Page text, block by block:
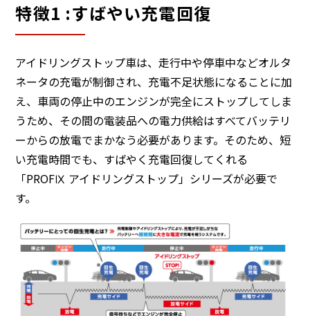
特徴1 :すばやい充電回復
アイドリングストップ車は、走行中や停車中などオルタ
ネータの充電が制御され、充電不足状態になることに加
え、車両の停止中のエンジンが完全にストップしてしま
うため、その間の電装品への電力供給はすべてバッテリ
ーからの放電でまかなう必要があります。そのため、短
い充電時間でも、すばやく充電回復してくれる
「PROFⅨ アイドリングストップ」シリーズが必要で
す。